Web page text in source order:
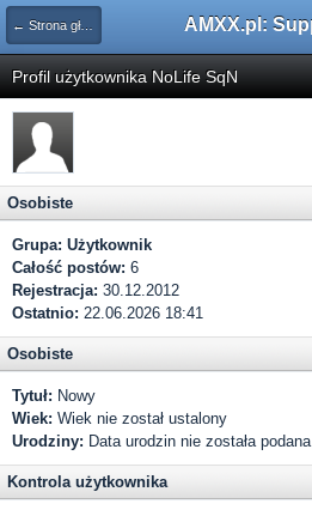
← Strona główna
Profil użytkownika NoLife SqN
Osobiste
Grupa: Użytkownik
Całość postów: 6
Rejestracja: 30.12.2012
Ostatnio: 22.06.2026 18:41
Osobiste
Tytuł: Nowy
Wiek: Wiek nie został ustalony
Urodziny: Data urodzin nie została podana
Kontrola użytkownika